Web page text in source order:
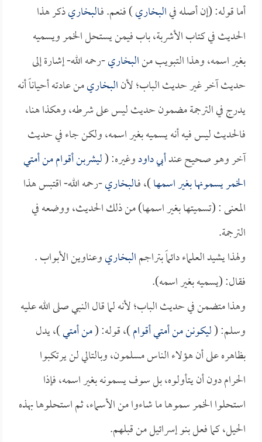
أما قوله: (إن أصله فيالبخاري) فنعم. فـالبخاريذكر هذا
الحديث في كتاب الأشربة، باب فيمن يستحل الخمر ويسميه
بغير اسمه، وهذا التبويب منالبخاري-رحمه الله- إشارة إلى
حديث آخر غير حديث الباب؛ لأنالبخاريمن عادته أحياناً أنه
يدرج في الترجمة مضمون حديث ليس على شرطه، وهكذا هنا،
فالحديث ليس فيه أنه يسميه بغير اسمه، ولكن جاء في حديث
آخر وهو صحيح عندأبي داودوغيره: (ليشربن أقوام من أمتي
الخمر يسمونها بغير اسمها)، فـالبخاري-رحمه الله- اقتبس هذا
المعنى : (تسميتها بغير اسمها) من ذلك الحديث، ووضعه في
الترجمة.
ولهذا يشيد العلماء دائماً بتراجمالبخاريوعناوين الأبواب .
فقال: (يسميه بغير اسمه).
وهذا متضمن في حديث الباب؛ لأنه لما قال النبي صلى الله عليه
وسلم: (ليكونن من أمتي أقوام)، قوله: (من أمتي)، يدل
بظاهره على أن هؤلاء الناس مسلمون، وبالتالي لن يرتكبوا
الحرام دون أن يتأولوه، بل سوف يسمونه بغير اسمه، فإذا
استحلوا الخمر سموها ما شاءوا من الأسماء، ثم استحلوها بهذه
الحيل، كما فعل بنو إسرائيل من قبلهم.